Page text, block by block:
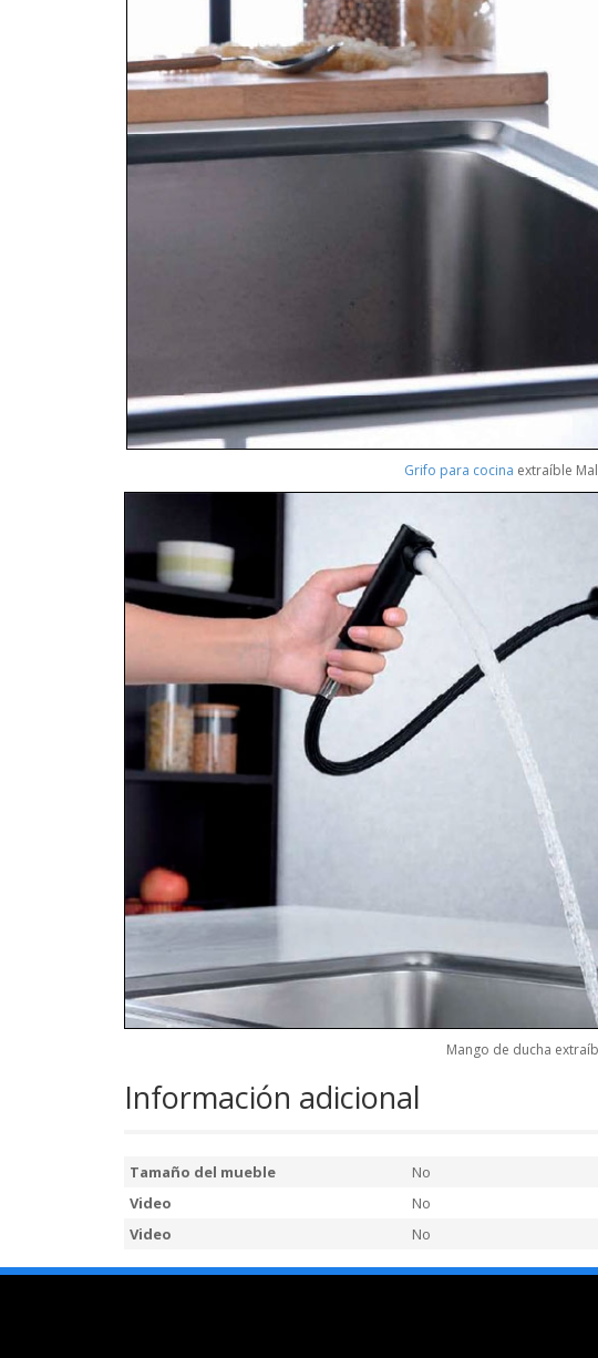
Grifo para cocina extraíble
Mango de ducha
Información adicional
Tamaño del mueble
No
Video
No
Video
No